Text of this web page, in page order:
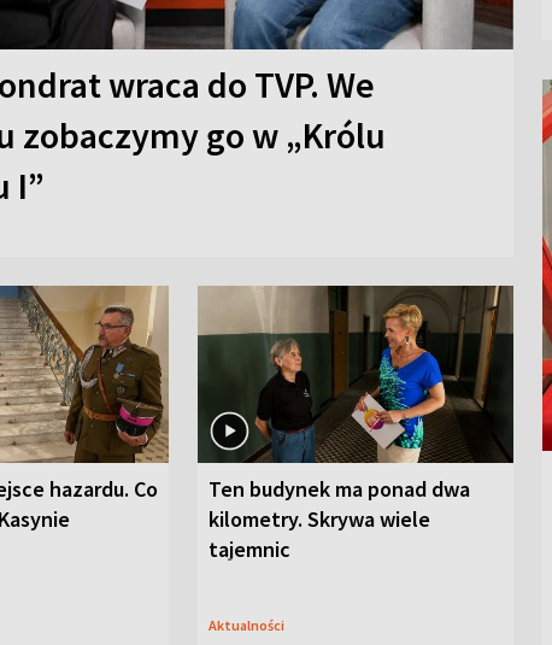
wraca do TVP. We
zobaczymy go w „Królu
I”
hazardu. Co
Ten budynek ma ponad dwa
kilometry. Skrywa wiele
tajemnic
Aktualności